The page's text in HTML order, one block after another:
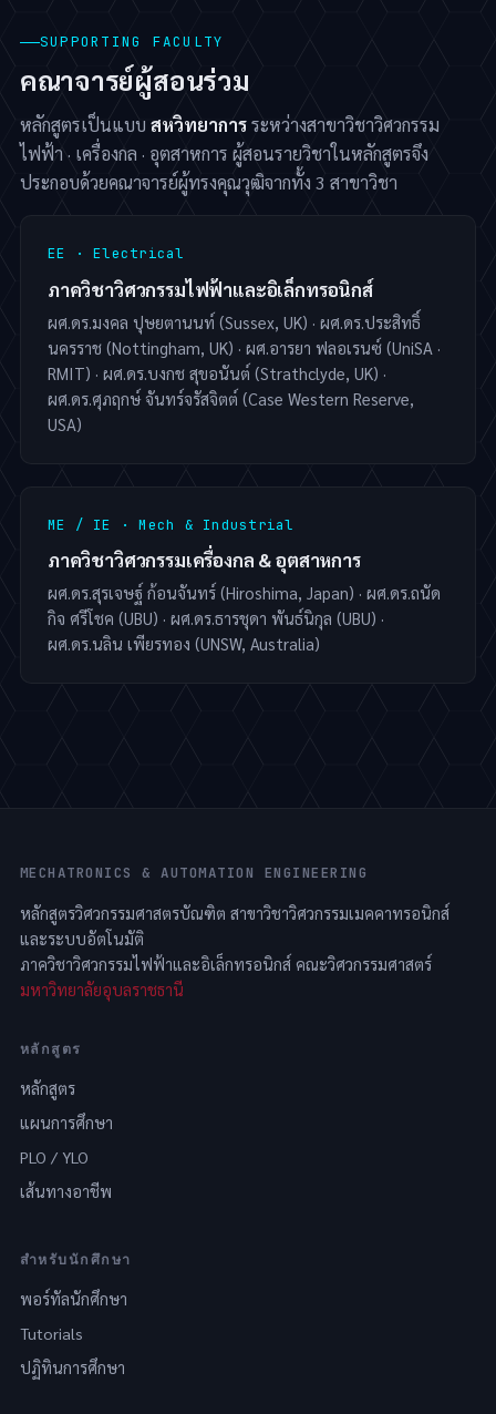
SUPPORTING FACULTY
คณาจารย์ผู้สอนร่วม
หลักสูตรเป็นแบบ สหวิทยาการระหว่างสาขาวิชาวิศวกรรม
ไฟฟ้า · เครื่องกล · อุตสาหการ ผู้สอนรายวิชาในหลักสูตรจึง
ประกอบด้วยคณาจารย์ผู้ทรงคุณวุฒิจากทั้ง 3 สาขาวิชา
EE · Electrical
ภาควิชาวิศวกรรมไฟฟ้าและอิเล็กทรอนิกส์
ผศ.ดร.มงคล ปุษยตานนท์ (Sussex, UK) · ผศ.ดร.ประสิทธิ์
นครราช (Nottingham, UK) · ผศ.อารยา ฟลอเรนซ์ (UniSA ·
RMIT) · ผศ.ดร.บงกช สุขอนันต์ (Strathclyde, UK) ·
ผศ.ดร.ศุภฤกษ์ จันทร์จรัสจิตต์ (Case Western Reserve,
USA)
ME / IE · Mech & Industrial
ภาควิชาวิศวกรรมเครื่องกล & อุตสาหการ
ผศ.ดร.สุรเจษฐ์ ก้อนจันทร์ (Hiroshima, Japan) · ผศ.ดร.ถนัด
กิจ ศรีโชค (UBU) · ผศ.ดร.ธารชุดา พันธ์นิกุล (UBU) ·
ผศ.ดร.นลิน เพียรทอง (UNSW, Australia)
MECHATRONICS & AUTOMATION ENGINEERING
หลักสูตรวิศวกรรมศาสตรบัณฑิต สาขาวิชาวิศวกรรมเมคคาทรอนิกส์
และระบบอัตโนมัติ
ภาควิชาวิศวกรรมไฟฟ้าและอิเล็กทรอนิกส์ คณะวิศวกรรมศาสตร์
มหาวิทยาลัยอุบลราชธานี
หลักสูตร
หลักสูตร
แผนการศึกษา
PLO / YLO
เส้นทางอาชีพ
สำหรับนักศึกษา
พอร์ทัลนักศึกษา
Tutorials
ปฏิทินการศึกษา